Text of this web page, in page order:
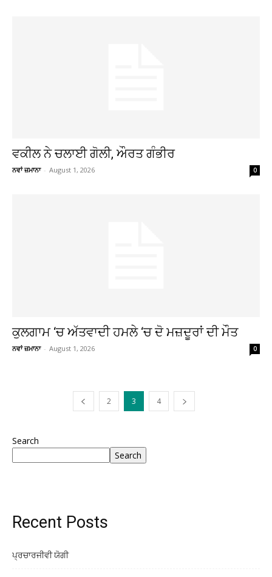
ਵਕੀਲ ਨੇ ਚਲਾਈ ਗੋਲੀ, ਔਰਤ ਗੰਭੀਰ
ਨਵਾਂ ਜ਼ਮਾਨਾ - August 1, 2026 0
ਕੁਲਗਾਮ ‘ਚ ਅੱਤਵਾਦੀ ਹਮਲੇ ‘ਚ ਦੋ ਮਜ਼ਦੂਰਾਂ ਦੀ ਮੌਤ
ਨਵਾਂ ਜ਼ਮਾਨਾ - August 1, 2026 0
2 3 4
Search
Search
Recent Posts
ਪ੍ਰਚਾਰਜੀਵੀ ਯੋਗੀ